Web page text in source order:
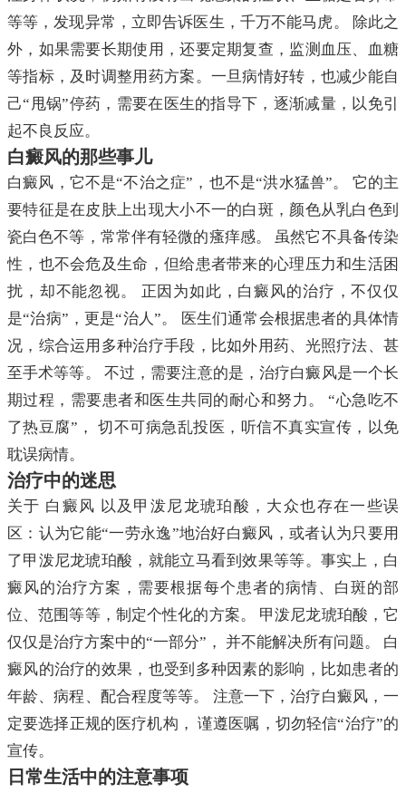
等等，发现异常，立即告诉医生，千万不能马虎。 除此之
外，如果需要长期使用，还要定期复查，监测血压、血糖
等指标，及时调整用药方案。一旦病情好转，也减少能自
己“甩锅”停药，需要在医生的指导下，逐渐减量，以免引
起不良反应。
白癜风的那些事儿
白癜风，它不是“不治之症”，也不是“洪水猛兽”。 它的主
要特征是在皮肤上出现大小不一的白斑，颜色从乳白色到
瓷白色不等，常常伴有轻微的瘙痒感。 虽然它不具备传染
性，也不会危及生命，但给患者带来的心理压力和生活困
扰，却不能忽视。 正因为如此，白癜风的治疗，不仅仅
是“治病”，更是“治人”。 医生们通常会根据患者的具体情
况，综合运用多种治疗手段，比如外用药、光照疗法、甚
至手术等等。 不过，需要注意的是，治疗白癜风是一个长
期过程，需要患者和医生共同的耐心和努力。 “心急吃不
了热豆腐”， 切不可病急乱投医，听信不真实宣传，以免
耽误病情。
治疗中的迷思
关于 白癜风 以及甲泼尼龙琥珀酸，大众也存在一些误
区：认为它能“一劳永逸”地治好白癜风，或者认为只要用
了甲泼尼龙琥珀酸，就能立马看到效果等等。事实上，白
癜风的治疗方案，需要根据每个患者的病情、白斑的部
位、范围等等，制定个性化的方案。 甲泼尼龙琥珀酸，它
仅仅是治疗方案中的“一部分”， 并不能解决所有问题。 白
癜风的治疗的效果，也受到多种因素的影响，比如患者的
年龄、病程、配合程度等等。 注意一下，治疗白癜风，一
定要选择正规的医疗机构， 谨遵医嘱，切勿轻信“治疗”的
宣传。
日常生活中的注意事项